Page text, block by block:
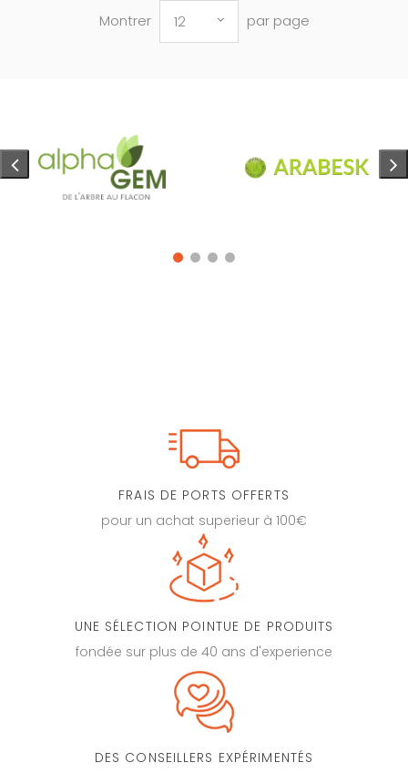
Montrer 12 par page
FRAIS DE PORTS OFFERTS
pour un achat superieur à 100€
UNE SÉLECTION POINTUE DE PRODUITS
fondée sur plus de 40 ans d'experience
DES CONSEILLERS EXPÉRIMENTÉS